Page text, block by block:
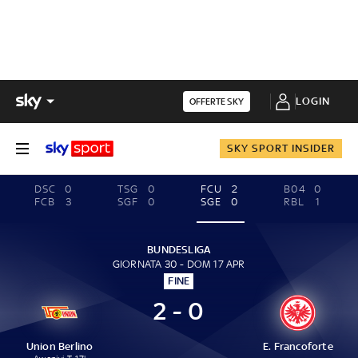
OFFERTE SKY LOGIN
SKY SPORT INSIDER
DSC
0
FCB
3
TSG
0
SGF
0
FCU
2
SGE
0
B04
0
RBL
1
BUNDESLIGA
GIORNATA 30 - DOM 17 APR
FINE
Union Berlino
2 - 0
E. Francoforte